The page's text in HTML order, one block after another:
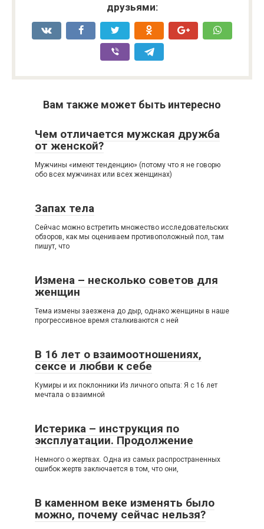
друзьями:
Вам также может быть интересно
Чем отличается мужская дружба
от женской?
Мужчины «имеют тенденцию» (потому что я не говорю
обо всех мужчинах или всех женщинах)
Запах тела
Сейчас можно встретить множество исследовательских
обзоров, как мы оцениваем противоположный пол, там
пишут, что
Измена – несколько советов для
женщин
Тема измены заезжена до дыр, однако женщины в наше
прогрессивное время сталкиваются с ней
В 16 лет о взаимоотношениях,
сексе и любви к себе
Кумиры и их поклонники Из личного опыта: Я с 16 лет
мечтала о взаимной
Истерика – инструкция по
эксплуатации. Продолжение
Немного о жертвах. Одна из самых распространенных
ошибок жертв заключается в том, что они,
В каменном веке изменять было
можно, почему сейчас нельзя?